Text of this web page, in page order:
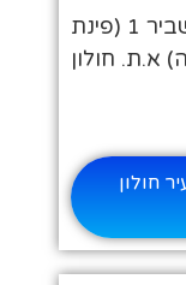
כתובת הקניון - רח' המשביר 1 (פינת
א.ת. חולון
חולון